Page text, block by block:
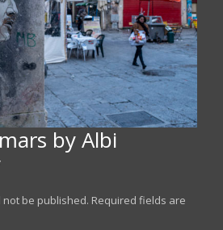
by Albi
be published. Required fields are